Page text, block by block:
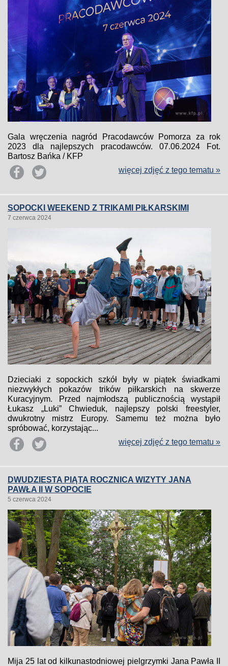
Gala wręczenia nagród Pracodawców Pomorza za rok
2023 dla najlepszych pracodawców. 07.06.2024 Fot.
Bartosz Bańka / KFP
więcej zdjęć z tego tematu »
SOPOCKI WEEKEND Z TRIKAMI PIŁKARSKIMI
7 czerwca 2024
Dzieciaki z sopockich szkół były w piątek świadkami
niezwykłych pokazów trików piłkarskich na skwerze
Kuracyjnym. Przed najmłodszą publicznością wystąpił
Łukasz „Luki” Chwieduk, najlepszy polski freestyler,
dwukrotny mistrz Europy. Samemu też można było
spróbować, korzystając...
więcej zdjęć z tego tematu »
DWUDZIESTA PIĄTA ROCZNICA WIZYTY JANA
PAWŁA II W SOPOCIE
5 czerwca 2024
Mija 25 lat od kilkunastodniowej pielgrzymki Jana Pawła II